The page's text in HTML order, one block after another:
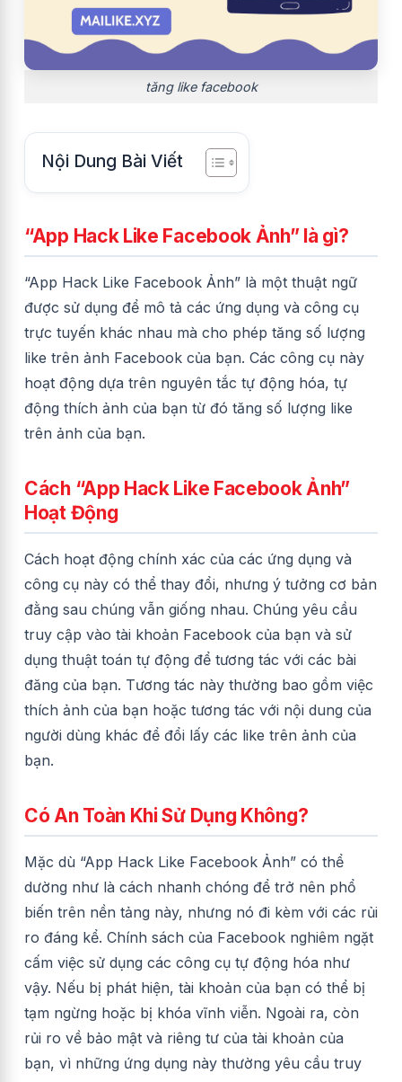
tăng like facebook
Nội Dung Bài Viết
“App Hack Like Facebook Ảnh” là gì?
“App Hack Like Facebook Ảnh” là một thuật ngữ
được sử dụng để mô tả các ứng dụng và công cụ
trực tuyến khác nhau mà cho phép tăng số lượng
like trên ảnh Facebook của bạn. Các công cụ này
hoạt động dựa trên nguyên tắc tự động hóa, tự
động thích ảnh của bạn từ đó tăng số lượng like
trên ảnh của bạn.
Cách “App Hack Like Facebook Ảnh”
Hoạt Động
Cách hoạt động chính xác của các ứng dụng và
công cụ này có thể thay đổi, nhưng ý tưởng cơ bản
đằng sau chúng vẫn giống nhau. Chúng yêu cầu
truy cập vào tài khoản Facebook của bạn và sử
dụng thuật toán tự động để tương tác với các bài
đăng của bạn. Tương tác này thường bao gồm việc
thích ảnh của bạn hoặc tương tác với nội dung của
người dùng khác để đổi lấy các like trên ảnh của
bạn.
Có An Toàn Khi Sử Dụng Không?
Mặc dù “App Hack Like Facebook Ảnh” có thể
dường như là cách nhanh chóng để trở nên phổ
biến trên nền tảng này, nhưng nó đi kèm với các rủi
ro đáng kể. Chính sách của Facebook nghiêm ngặt
cấm việc sử dụng các công cụ tự động hóa như
vậy. Nếu bị phát hiện, tài khoản của bạn có thể bị
tạm ngừng hoặc bị khóa vĩnh viễn. Ngoài ra, còn
rủi ro về bảo mật và riêng tư của tài khoản của
bạn, vì những ứng dụng này thường yêu cầu truy